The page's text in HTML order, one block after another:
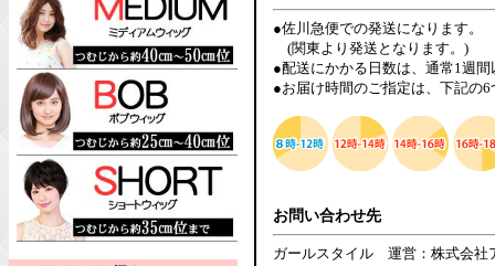
●佐川急便での発送になります。
(関東より発送となります。)
●配送にかかる日数は、通常1週
●お届け時間のご指定は、下記の
お問い合わせ先
ガールスタイル 運営：株式会社